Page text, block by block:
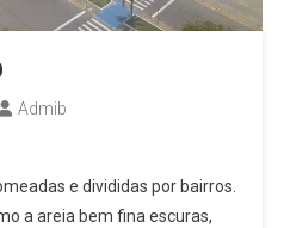
Admib
e divididas por bairros.
a areia bem fina escuras,